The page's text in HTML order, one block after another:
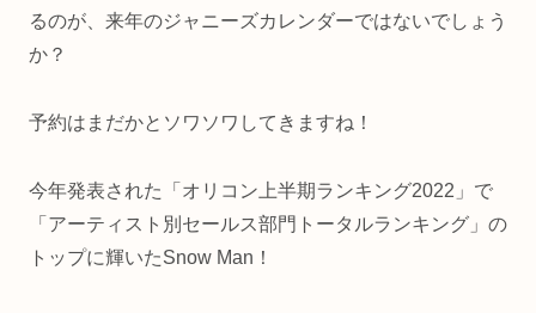
るのが、来年のジャニーズカレンダーではないでしょう
か？
予約はまだかとソワソワしてきますね！
今年発表された「オリコン上半期ランキング2022」で
「アーティスト別セールス部門トータルランキング」の
トップに輝いたSnow Man！